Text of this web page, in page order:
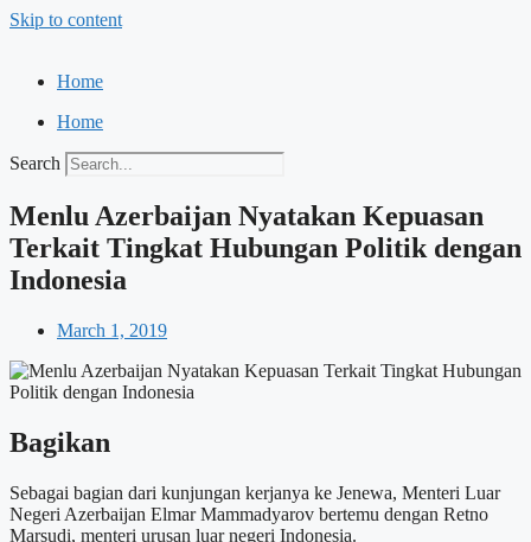
Skip to content
Home
Home
Search
Menlu Azerbaijan Nyatakan Kepuasan
Terkait Tingkat Hubungan Politik dengan
Indonesia
March 1, 2019
Bagikan
Sebagai bagian dari kunjungan kerjanya ke Jenewa, Menteri Luar
Negeri Azerbaijan Elmar Mammadyarov bertemu dengan Retno
Marsudi, menteri urusan luar negeri Indonesia.